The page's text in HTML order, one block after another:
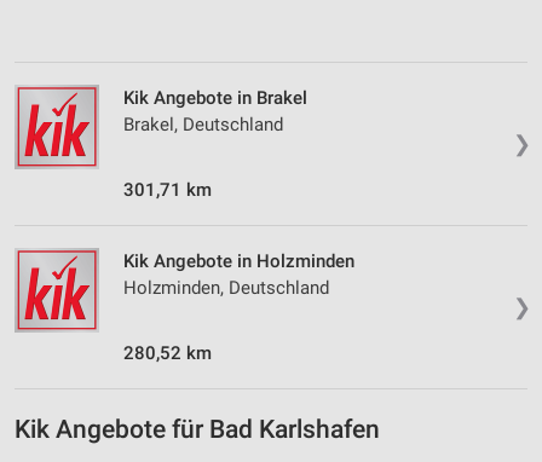
❯
Kik Angebote in Brakel
Brakel, Deutschland
301,71 km
❯
Kik Angebote in Holzminden
Holzminden, Deutschland
280,52 km
Kik Angebote für Bad Karlshafen
Messung der Werbeleistung
Messung der Performance von Inhalten
Analyse von Zielgruppen durch Statistiken oder
Entwicklung und Verbesserung der Angebote
Verwendung reduzierter Daten zur Auswahl von
Verwendung genauer Standortdaten